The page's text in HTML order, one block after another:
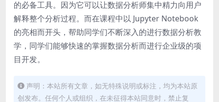
的必备工具。因为它可以让数据分析师集中精力向用户
解释整个分析过程。而在课程中以 Jupyter Notebook
的亮相而开头，帮助同学们不断深入的进行数据分析教
学，同学们能够快速的掌握数据分析而进行企业级的项
目开发。
声明：本站所有文章，如无特殊说明或标注，均为本站原
创发布。任何个人或组织，在未征得本站同意时，禁止复